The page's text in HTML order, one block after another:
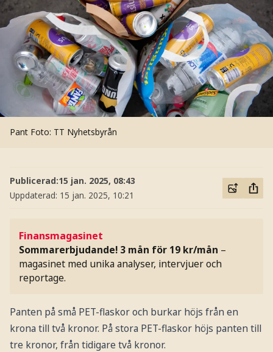
Pant Foto: TT Nyhetsbyrån
Publicerad:15 jan. 2025, 08:43
Uppdaterad: 15 jan. 2025, 10:21
Finansmagasinet
Sommarerbjudande! 3 mån för 19 kr/mån –
magasinet med unika analyser, intervjuer och
reportage.
Panten på små PET-flaskor och burkar höjs från en
krona till två kronor. På stora PET-flaskor höjs panten till
tre kronor, från tidigare två kronor.